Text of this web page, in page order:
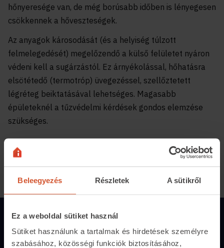
Beleegyezés Részletek A sütikről
Ez a weboldal sütiket használ
Sütiket használunk a tartalmak és hirdetések személyre
szabásához, közösségi funkciók biztosításához,
hőnyeresége van, de még borúsabb időben is lényegesen
csökkennek a hőveszteségek.
Az anyagok károsodását (és a helyiség túlzott
felmelegedését) megelőzendő a külső felületet nyáron
védeni kell a sugárzástól. Ez árnyékolással, hőhatásra
elsötétedő (termotróp) üvegezéssel, szellőztetett
légréteg beiktatásával lehetséges. Magasabb
épületeknél a tűzvédelmi kérdések gondos elemzése
szükséges.
Megosztás:
Hirdetés feladás